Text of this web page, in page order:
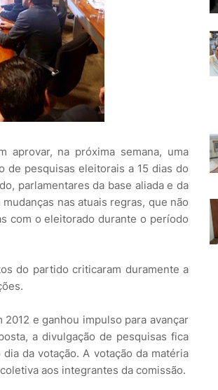
aprovar, na próxima semana, uma
de pesquisas eleitorais a 15 dias do
parlamentares da base aliada e da
nas atuais regras, que não
com o eleitorado durante o período
do partido criticaram duramente a
e ganhou impulso para avançar
a divulgação de pesquisas fica
da votação. A votação da matéria
aos integrantes da comissão.